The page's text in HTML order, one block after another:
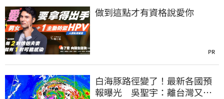
做到這點才有資格說愛你
PR
白海豚路徑變了！最新各國預
報曝光 吳聖宇：離台灣又更